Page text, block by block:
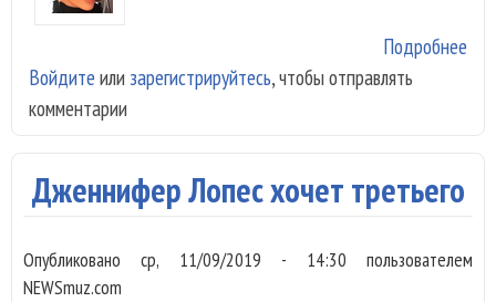
Подробнее
Войдите или зарегистрируйтесь, чтобы отправлять
комментарии
Дженнифер Лопес хочет третьего
Опубликованоср, 11/09/2019 - 14:30 пользователем
NEWSmuz.com